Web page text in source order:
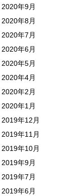
2020年9月
2020年8月
2020年7月
2020年6月
2020年5月
2020年4月
2020年2月
2020年1月
2019年12月
2019年11月
2019年10月
2019年9月
2019年7月
2019年6月